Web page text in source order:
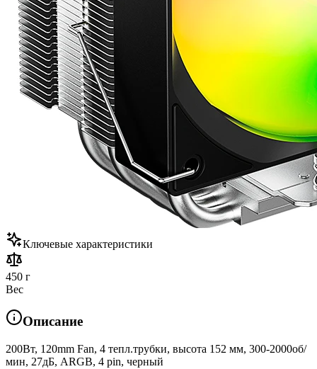
Ключевые характеристики
450 г
Вес
Описание
200Вт, 120mm Fan, 4 тепл.трубки, высота 152 мм, 300-2000об/
мин, 27дБ, ARGB, 4 pin, черный